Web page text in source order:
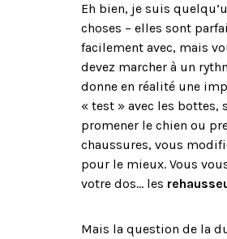
Eh bien, je suis
choses – elles sont
facilement avec, mais
devez marcher à un
donne en réalité une
« test » avec les bottes,
promener le chien ou
chaussures, vous
pour le mieux. Vous
votre dos… les
Mais la question de la